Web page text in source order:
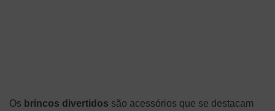
Os brincos divertidos são acessórios que se destacam